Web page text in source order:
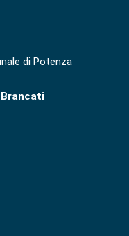
di Potenza